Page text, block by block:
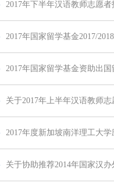
2017年下半年汉语教师志愿者
2017年国家留学基金2017/
2017年国家留学基金资助出
关于2017年上半年汉语教师
2017年度新加坡南洋理工大
关于协助推荐2014年国家汉